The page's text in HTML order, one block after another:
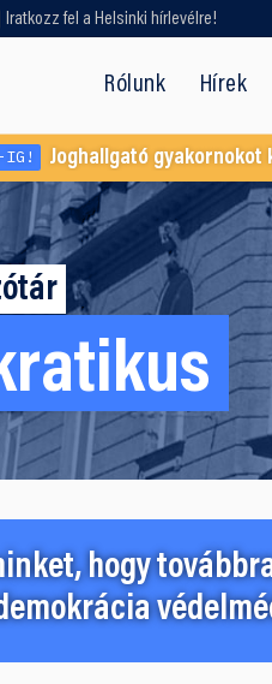
Iratkozz fel a Helsinki hírlevélre!
Rólunk Hírek
Használd a
IG! Joghallgató gyakornokot
hogy